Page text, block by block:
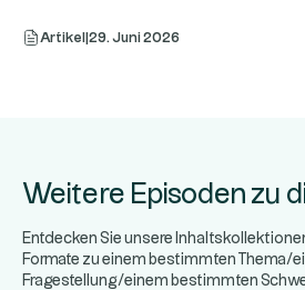
Artikel 29. Juni 2026
Weitere Episoden zu
Entdecken Sie unsere
Formate zu einem bestimmten Thema/
Fragestellung/einem bestimmten